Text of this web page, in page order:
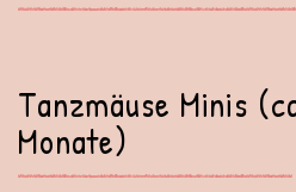
Tanzmäuse Minis
Monate)